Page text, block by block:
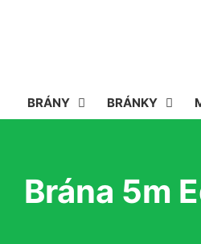
BRÁNY BRÁNKY
Brána 5m